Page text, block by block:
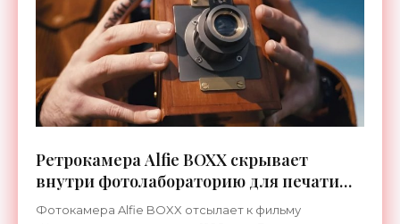
Ретрокамера Alfie BOXX скрывает
внутри фотолабораторию для печати
снимков - «Гаджеты»
Фотокамера Alfie BOXX отсылает к фильму